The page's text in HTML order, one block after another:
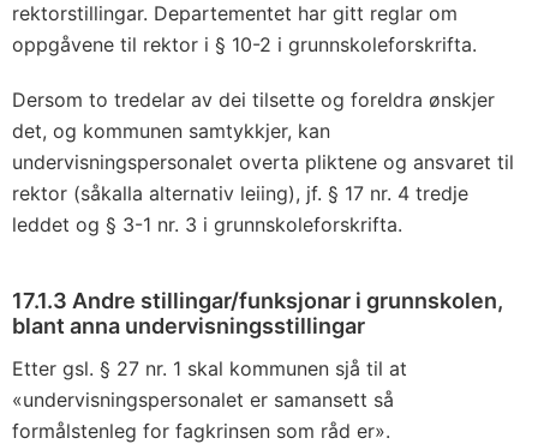
rektorstillingar. Departementet har gitt reglar om
oppgåvene til rektor i § 10-2 i grunnskoleforskrifta.
Dersom to tredelar av dei tilsette og foreldra ønskjer
det, og kommunen samtykkjer, kan
undervisningspersonalet overta pliktene og ansvaret til
rektor (såkalla alternativ leiing), jf. § 17 nr. 4 tredje
leddet og § 3-1 nr. 3 i grunnskoleforskrifta.
17.1.3 Andre stillingar/funksjonar i grunnskolen,
blant anna undervisningsstillingar
Etter gsl. § 27 nr. 1 skal kommunen sjå til at
«undervisningspersonalet er samansett så
formålstenleg for fagkrinsen som råd er».